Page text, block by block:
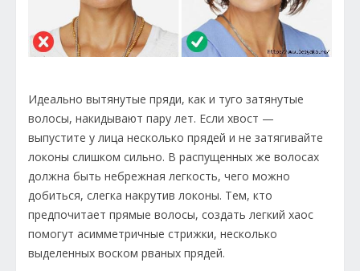
Идеально вытянутые пряди, как и туго затянутые
волосы, накидывают пару лет. Если хвост —
выпустите у лица несколько прядей и не затягивайте
локоны слишком сильно. В распущенных же волосах
должна быть небрежная легкость, чего можно
добиться, слегка накрутив локоны. Тем, кто
предпочитает прямые волосы, создать легкий хаос
помогут асимметричные стрижки, несколько
выделенных воском рваных прядей.